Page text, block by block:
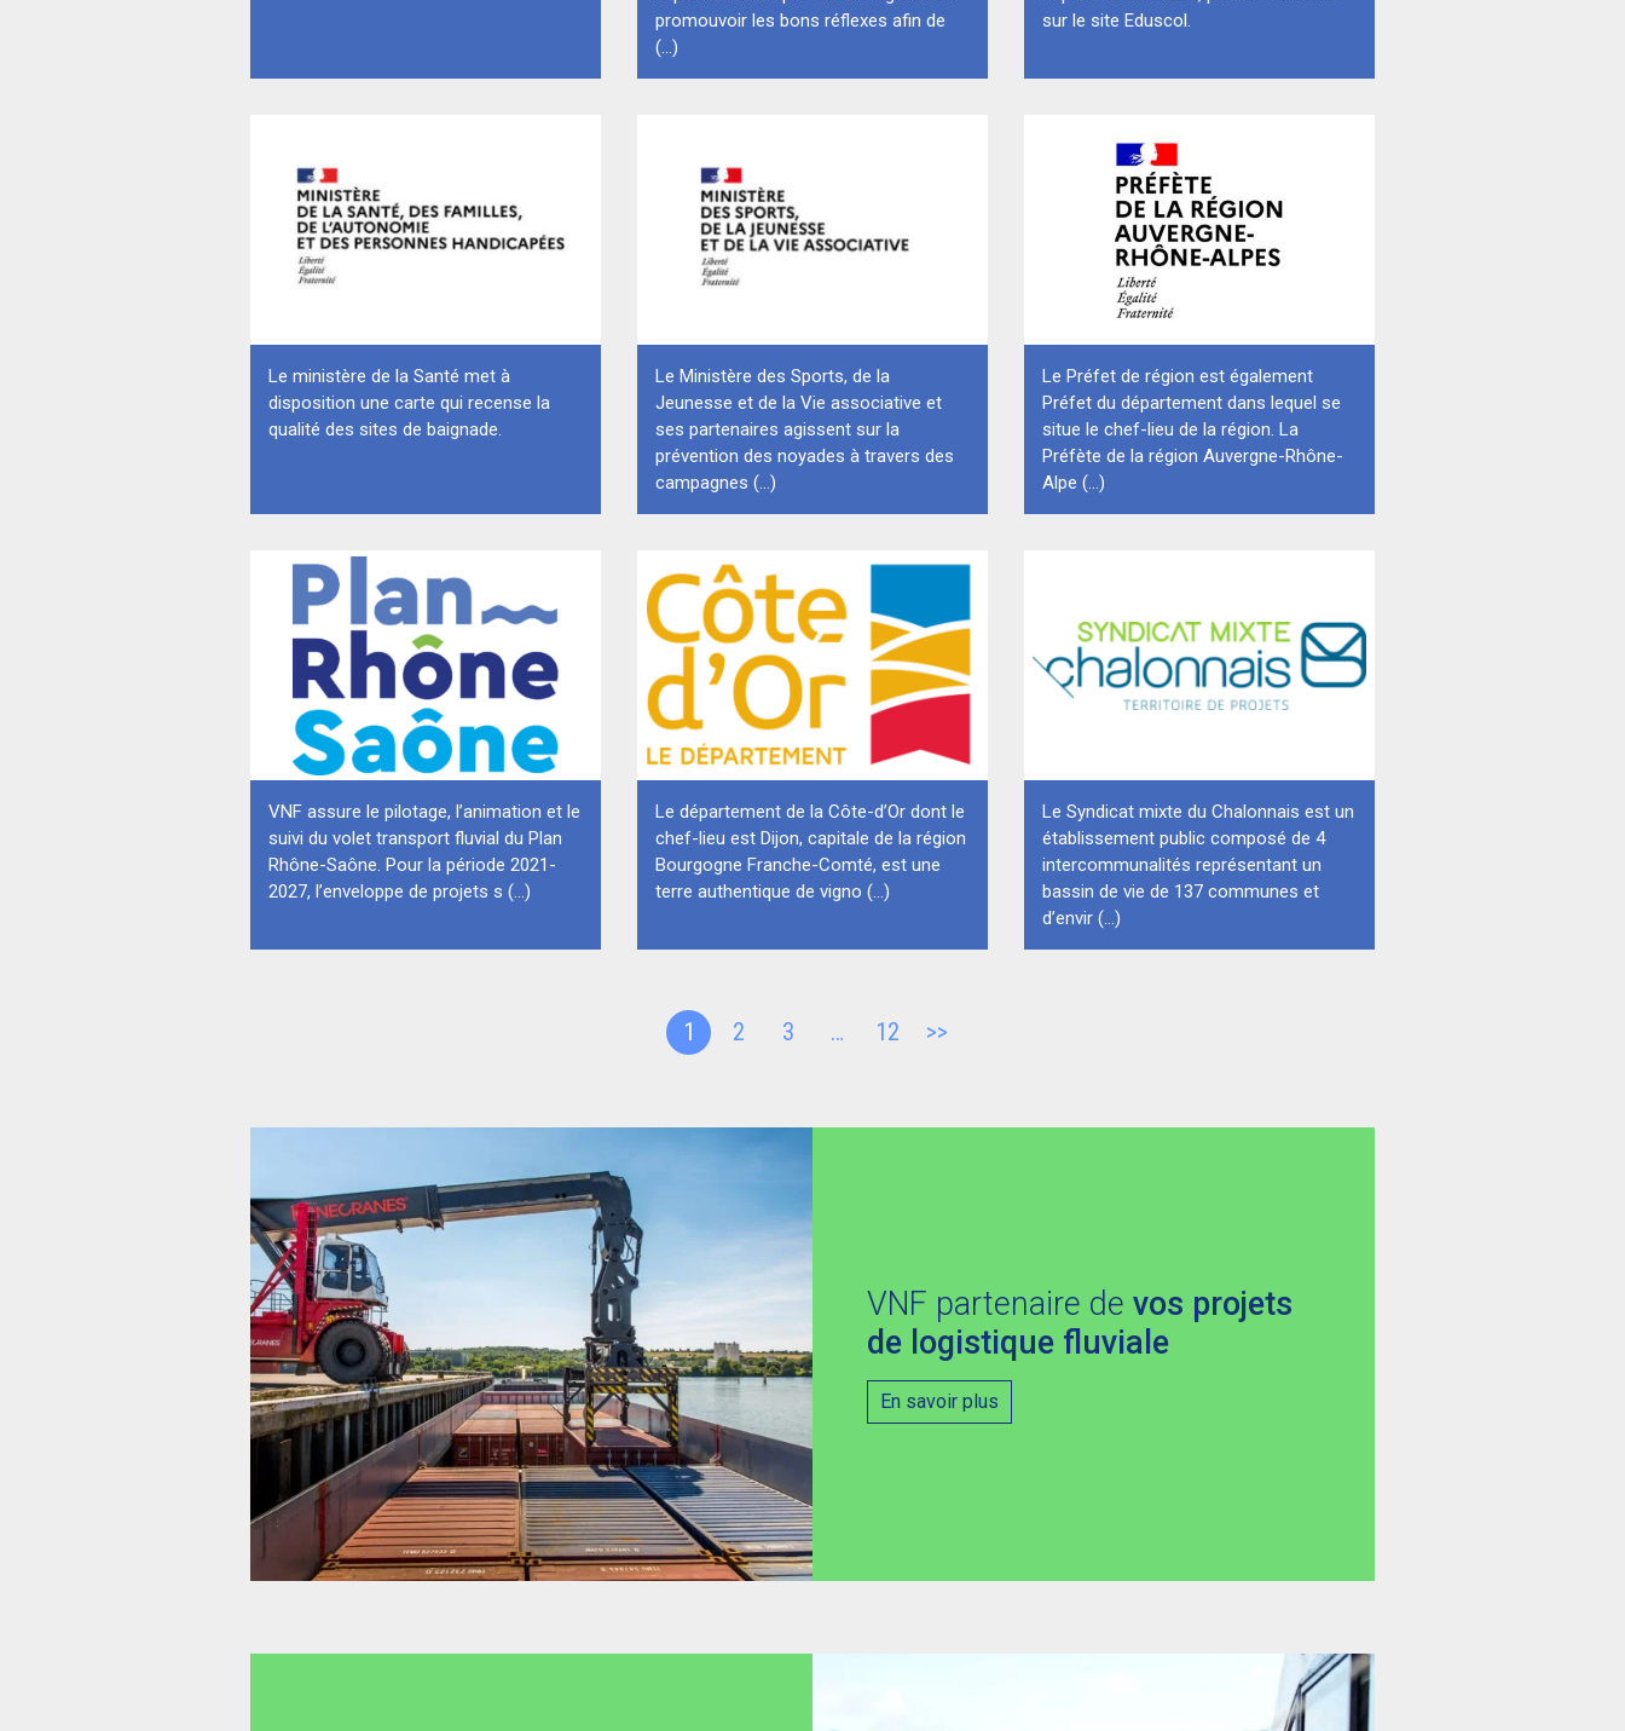
promouvoir les bons réflexes afin de
(...)
sur le site Eduscol.
Le ministère de la Santé met à
disposition une carte qui recense la
qualité des sites de baignade.
Le Ministère des Sports, de la
Jeunesse et de la Vie associative et
ses partenaires agissent sur la
prévention des noyades à travers des
campagnes (...)
Le Préfet de région est également
Préfet du département dans lequel se
situe le chef-lieu de la région. La
Préfète de la région Auvergne-Rhône-
Alpe (...)
VNF assure le pilotage, l’animation et le
suivi du volet transport fluvial du Plan
Rhône-Saône. Pour la période 2021-
2027, l’enveloppe de projets s (...)
Le département de la Côte-d’Or dont le
chef-lieu est Dijon, capitale de la région
Bourgogne Franche-Comté, est une
terre authentique de vigno (...)
Le Syndicat mixte du Chalonnais est un
établissement public composé de 4
intercommunalités représentant un
bassin de vie de 137 communes et
d’envir (...)
1 2 3 … 12 >>
VNF partenaire de vos projets
de logistique fluviale
En savoir plus